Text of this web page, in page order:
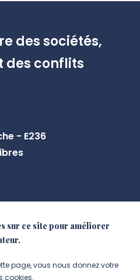
des sociétés,
des conflits
- E236
sur ce site pour améliorer
page, vous nous donnez votre
cookies.